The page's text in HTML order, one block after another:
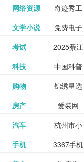
务。你可
和看过的
电影电视
剧，顺便
打分、写
网
SEO工具
- 站长之家
网络资源 奇迹秀工
具箱-设计
师必备设
辅助神器
线报酷 -
专注线报
活动
文学小说 免费电子
书下载
网,txt小说
完结txt小
钱如故
考试 2025綦江
区中考志
愿填报系
公务员考
试信息网
科技 中国科普
博览
中国科学
院
购物 锦绣星选
海淘
淘宝
房产 爱装网
格莱美墙
纸
汽车 杭州市小
客车总量
百度有驾
手机 3367手机